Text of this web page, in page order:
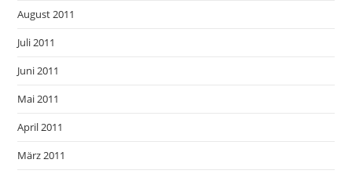
August 2011
Juli 2011
Juni 2011
Mai 2011
April 2011
März 2011